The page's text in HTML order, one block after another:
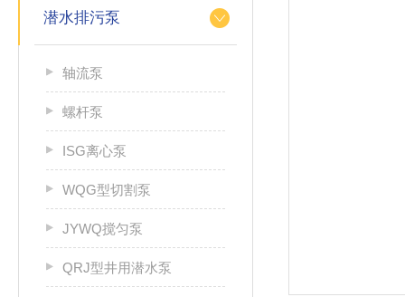
潜水排污泵
轴流泵
螺杆泵
ISG离心泵
WQG型切割泵
JYWQ搅匀泵
QRJ型井用潜水泵